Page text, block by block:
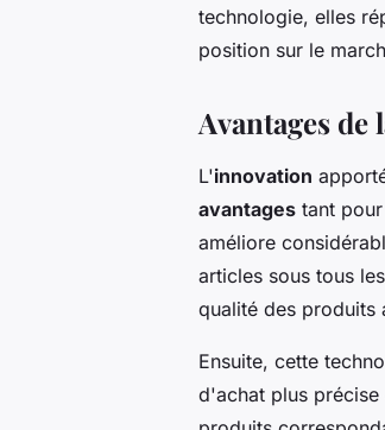
technologie, elles
position sur le
Avantages
L'innovation
avantages tant
améliore
articles sous tous
qualité des produits
Ensuite, cette
d'achat plus